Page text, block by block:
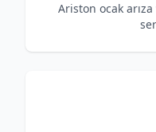
Ariston ocak